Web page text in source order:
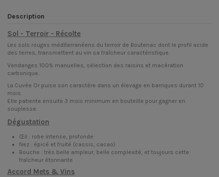
Description
Sol - Terroir - Récolte
Les sols rouges méditerranéens du terroir de Boutenac dont le profil acide
des terres, transmettent au vin sa fraîcheur caractéristique.
Vendanges 100% manuelles, sélection des raisins et macération
carbonique.
La Cuvée Or puise son caractère dans un élevage en barriques durant 10
mois.
Elle patiente ensuite 3 mois minimum en bouteille pour gagner en
souplesse.
Dégustation
Œil : robe intense, profonde
Nez : épicé et fruité (cassis, cacao)
Bouche : très belle ampleur, belle complexité, et toujours cette
fraîcheur étonnante
Accord Mets & Vins